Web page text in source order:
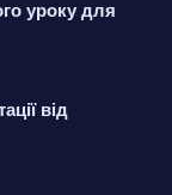
уроку для
від